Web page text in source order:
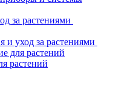
за растениями
и уход за растениями
для растений
растений